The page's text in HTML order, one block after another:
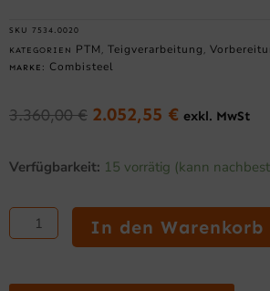
SKU 7534.0020
KATEGORIEN PTM Teigverarbeitung
MARKE: Combisteel
3.360,00€ Ursprünglicher
war:
3.360,00 €
2.052,55 € Aktueller
ist:
exkl. MwSt
Verfügbarkeit: 15 vorrätig (kann
Planetenmischer
Bäckerei
und
In den Warenkorb